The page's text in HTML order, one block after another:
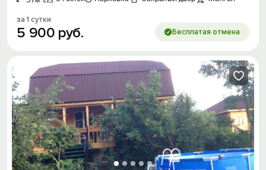
за 1 сутки
5 900 руб. Бесплатая отмена